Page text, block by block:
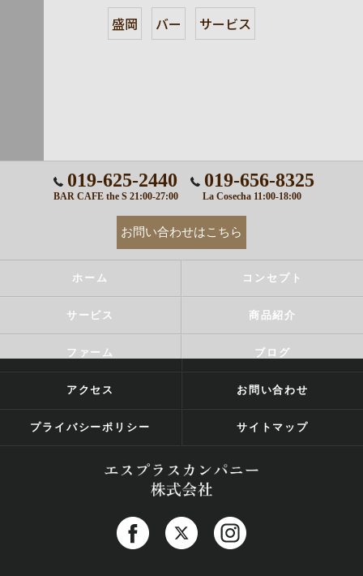
盛岡 バー サービス
019-625-2440
BAR CAFE the S 21:00-27:00
019-656-8325
La Cosecha 11:00-18:00
お問い合わせはこちら
ホーム コンセプト
サービス 商品紹介
ファーム ブログ
アクセス お問い合わせ
プライバシーポリシー サイトマップ